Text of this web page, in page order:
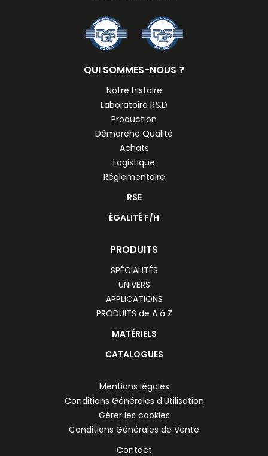
QUI SOMMES-NOUS ?
Notre histoire
Laboratoire R&D
Production
Démarche Qualité
Achats
Logistique
Réglementaire
RSE
ÉGALITÉ F/H
PRODUITS
SPÉCIALITÉS
UNIVERS
APPLICATIONS
PRODUITS de A à Z
MATÉRIELS
CATALOGUES
Mentions légales
Conditions Générales d'Utilisation
Gérer les cookies
Conditions Générales de Vente
Contact